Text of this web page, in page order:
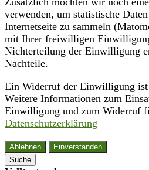
verwenden, um statistische
Internetseite zu sammeln
mit Ihrer freiwilligen
Nichterteilung der Einwilligung
Nachteile.
Ein Widerruf der Einwilligung
Weitere Informationen zum
Einwilligung und zum Widerruf
Datenschutzerklärung
Ablehnen
Einverstanden
Suche